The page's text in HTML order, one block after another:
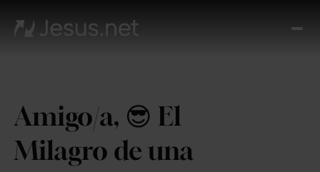
Amigo/a, 😎 El
Milagro de una